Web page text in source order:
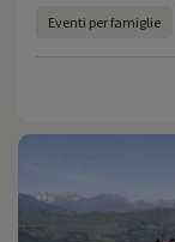
Eventi per famiglie